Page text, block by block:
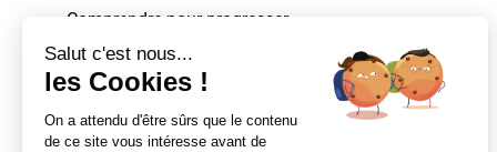
Comprendre pour progresser
Abondance, le premier média d’actualité
autour du SEO et des moteurs de recherche
en France.